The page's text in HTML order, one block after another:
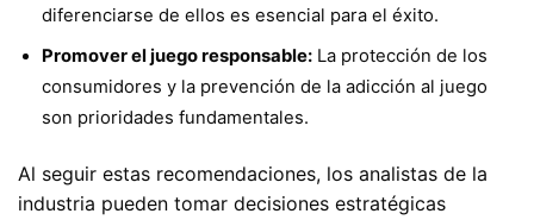
diferenciarse de ellos es esencial para el éxito.
Promover el juego responsable: La protección de los
consumidores y la prevención de la adicción al juego
son prioridades fundamentales.
Al seguir estas recomendaciones, los analistas de la
industria pueden tomar decisiones estratégicas